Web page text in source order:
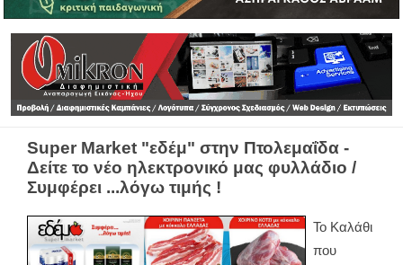
Super Market "εδέμ" στην Πτολεμαΐδα -
Δείτε το νέο ηλεκτρονικό μας φυλλάδιο /
Συμφέρει ...λόγω τιμής !
Το Καλάθι
που